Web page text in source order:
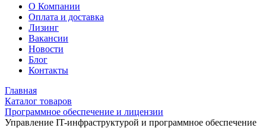
О Компании
Оплата и доставка
Лизинг
Вакансии
Новости
Блог
Контакты
Главная
Каталог товаров
Программное обеспечение и лицензии
Управление IT-инфраструктурой и программное обеспечение